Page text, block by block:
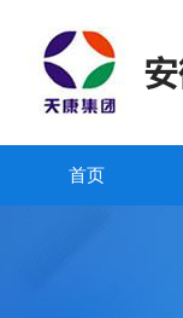
首页